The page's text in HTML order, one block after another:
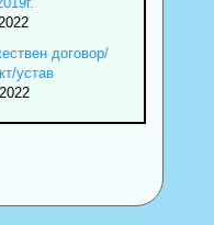
договор/
устав